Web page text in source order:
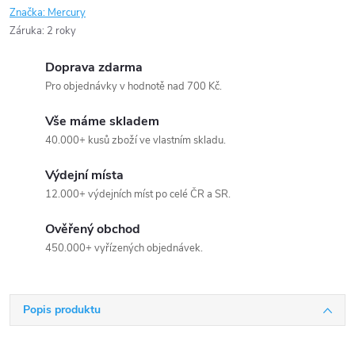
Značka: Mercury
Záruka: 2 roky
Doprava zdarma
Pro objednávky v hodnotě nad 700 Kč.
Vše máme skladem
40.000+ kusů zboží ve vlastním skladu.
Výdejní místa
12.000+ výdejních míst po celé ČR a SR.
Ověřený obchod
450.000+ vyřízených objednávek.
Popis produktu